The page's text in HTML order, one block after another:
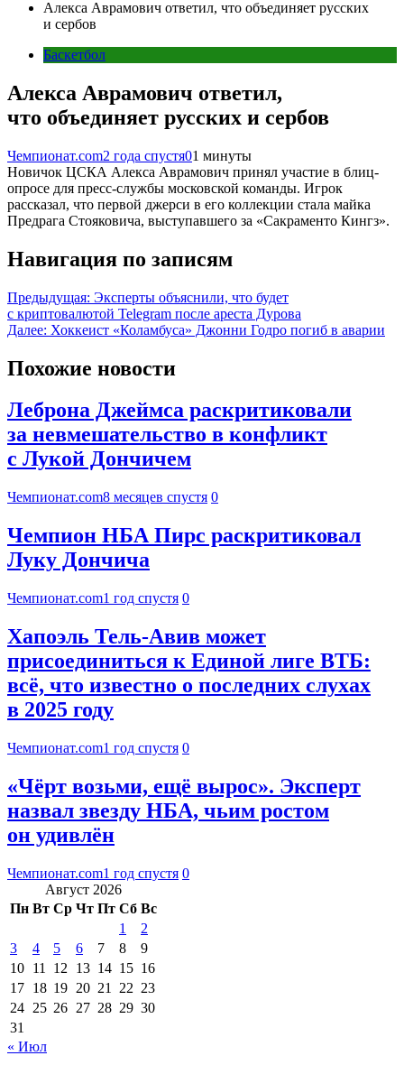
Алекса Аврамович ответил, что объединяет русских
и сербов
Баскетбол
Алекса Аврамович ответил,
что объединяет русских и сербов
Чемпионат.com2 года спустя01 минуты
Новичок ЦСКА Алекса Аврамович принял участие в блиц-
опросе для пресс-службы московской команды. Игрок
рассказал, что первой джерси в его коллекции стала майка
Предрага Стояковича, выступавшего за «Сакраменто Кингз».
Навигация по записям
Предыдущая: Эксперты объяснили, что будет
с криптовалютой Telegram после ареста Дурова
Далее: Хоккеист «Коламбуса» Джонни Годро погиб в аварии
Похожие новости
Леброна Джеймса раскритиковали
за невмешательство в конфликт
с Лукой Дончичем
Чемпионат.com8 месяцев спустя 0
Чемпион НБА Пирс раскритиковал
Луку Дончича
Чемпионат.com1 год спустя 0
Хапоэль Тель-Авив может
присоединиться к Единой лиге ВТБ:
всё, что известно о последних слухах
в 2025 году
Чемпионат.com1 год спустя 0
«Чёрт возьми, ещё вырос». Эксперт
назвал звезду НБА, чьим ростом
он удивлён
Чемпионат.com1 год спустя 0
Август 2026
Пн Вт Ср Чт Пт Сб Вс
1
2
3
4 5 6 7 8
9
10 11 12 13 14 15 16
17 18 19 20 21 22 23
24 25 26 27 28 29 30
31
« Июл